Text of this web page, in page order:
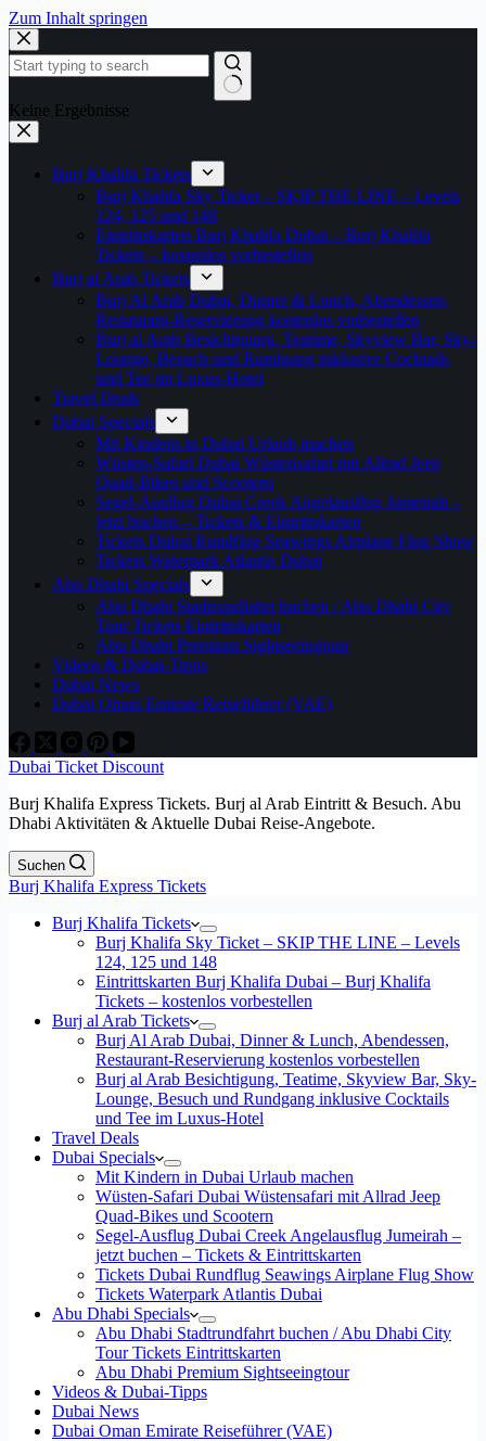
Zum Inhalt springen
Keine Ergebnisse
Burj Khalifa Tickets
Burj Khalifa Sky Ticket – SKIP THE LINE – Levels
124, 125 und 148
Eintrittskarten Burj Khalifa Dubai – Burj Khalifa
Tickets – kostenlos vorbestellen
Burj al Arab Tickets
Burj Al Arab Dubai, Dinner & Lunch, Abendessen,
Restaurant-Reservierung kostenlos vorbestellen
Burj al Arab Besichtigung, Teatime, Skyview Bar, Sky-
Lounge, Besuch und Rundgang inklusive Cocktails
und Tee im Luxus-Hotel
Travel Deals
Dubai Specials
Mit Kindern in Dubai Urlaub machen
Wüsten-Safari Dubai Wüstensafari mit Allrad Jeep
Quad-Bikes und Scootern
Segel-Ausflug Dubai Creek Angelausflug Jumeirah –
jetzt buchen – Tickets & Eintrittskarten
Tickets Dubai Rundflug Seawings Airplane Flug Show
Tickets Waterpark Atlantis Dubai
Abu Dhabi Specials
Abu Dhabi Stadtrundfahrt buchen / Abu Dhabi City
Tour Tickets Eintrittskarten
Abu Dhabi Premium Sightseeingtour
Videos & Dubai-Tipps
Dubai News
Dubai Oman Emirate Reiseführer (VAE)
Dubai Ticket Discount
Burj Khalifa Express Tickets. Burj al Arab Eintritt & Besuch. Abu
Dhabi Aktivitäten & Aktuelle Dubai Reise-Angebote.
Suchen
Burj Khalifa Express Tickets
Burj Khalifa Tickets
Burj Khalifa Sky Ticket – SKIP THE LINE – Levels
124, 125 und 148
Eintrittskarten Burj Khalifa Dubai – Burj Khalifa
Tickets – kostenlos vorbestellen
Burj al Arab Tickets
Burj Al Arab Dubai, Dinner & Lunch, Abendessen,
Restaurant-Reservierung kostenlos vorbestellen
Burj al Arab Besichtigung, Teatime, Skyview Bar, Sky-
Lounge, Besuch und Rundgang inklusive Cocktails
und Tee im Luxus-Hotel
Travel Deals
Dubai Specials
Mit Kindern in Dubai Urlaub machen
Wüsten-Safari Dubai Wüstensafari mit Allrad Jeep
Quad-Bikes und Scootern
Segel-Ausflug Dubai Creek Angelausflug Jumeirah –
jetzt buchen – Tickets & Eintrittskarten
Tickets Dubai Rundflug Seawings Airplane Flug Show
Tickets Waterpark Atlantis Dubai
Abu Dhabi Specials
Abu Dhabi Stadtrundfahrt buchen / Abu Dhabi City
Tour Tickets Eintrittskarten
Abu Dhabi Premium Sightseeingtour
Videos & Dubai-Tipps
Dubai News
Dubai Oman Emirate Reiseführer (VAE)